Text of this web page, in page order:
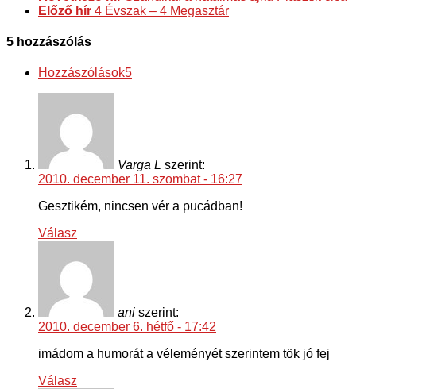
Előző hír 4 Évszak – 4 Megasztár
5 hozzászólás
Hozzászólások5
Varga L szerint:
2010. december 11. szombat - 16:27
Gesztikém, nincsen vér a pucádban!
Válasz
ani szerint:
2010. december 6. hétfő - 17:42
imádom a humorát a véleményét szerintem tök jó fej
Válasz